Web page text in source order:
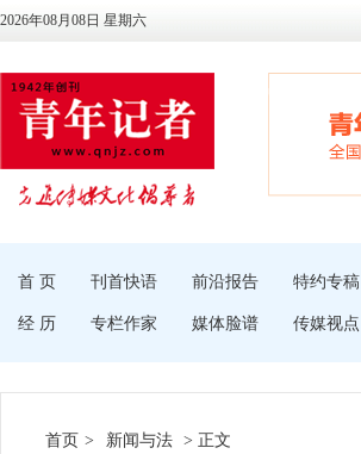
2026年08月08日 星期六
首 页 刊首快语 前沿报告 特约专稿
经 历 专栏作家 媒体脸谱 传媒视点
首页 > 新闻与法 > 正文